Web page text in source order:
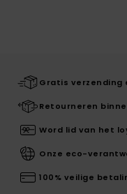
Gratis verzending
Retourneren
Word lid van het
Onze eco-
100% veilige